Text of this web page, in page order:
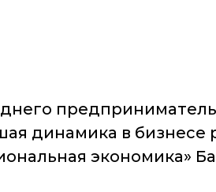
динамика в
экономика»